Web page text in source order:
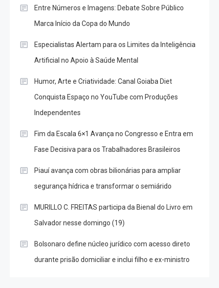
Entre Números e Imagens: Debate Sobre Público
Marca Início da Copa do Mundo
Especialistas Alertam para os Limites da Inteligência
Artificial no Apoio à Saúde Mental
Humor, Arte e Criatividade: Canal Goiaba Diet
Conquista Espaço no YouTube com Produções
Independentes
Fim da Escala 6×1 Avança no Congresso e Entra em
Fase Decisiva para os Trabalhadores Brasileiros
Piauí avança com obras bilionárias para ampliar
segurança hídrica e transformar o semiárido
MURILLO C. FREITAS participa da Bienal do Livro em
Salvador nesse domingo (19)
Bolsonaro define núcleo jurídico com acesso direto
durante prisão domiciliar e inclui filho e ex-ministro